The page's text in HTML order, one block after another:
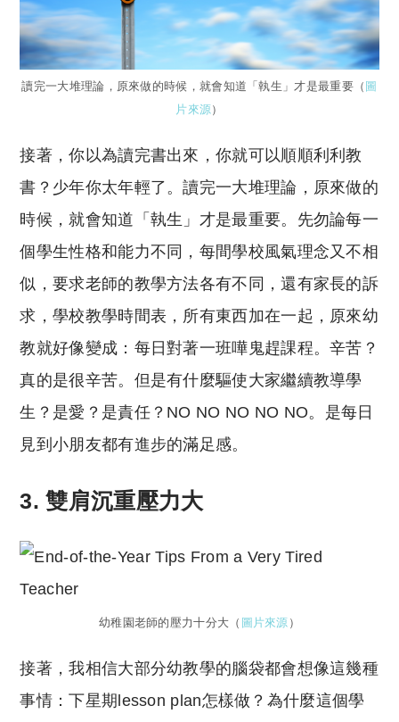
讀完一大堆理論，原來做的時候，就會知道「執生」才是最重要（ 圖
片來源）
接著，你以為讀完書出來，你就可以順順利利教
書？少年你太年輕了。讀完一大堆理論，原來做的
時候，就會知道「執生」才是最重要。先勿論每一
個學生性格和能力不同，每間學校風氣理念又不相
似，要求老師的教學方法各有不同，還有家長的訴
求，學校教學時間表，所有東西加在一起，原來幼
教就好像變成：每日對著一班嘩鬼趕課程。辛苦？
真的是很辛苦。但是有什麼驅使大家繼續教導學
生？是愛？是責任？NO NO NO NO NO。是每日
見到小朋友都有進步的滿足感。
3. 雙肩沉重壓力大
幼稚園老師的壓力十分大（ 圖片來源 ）
接著，我相信大部分幼教學的腦袋都會想像這幾種
事情：下星期lesson plan怎樣做？為什麼這個學